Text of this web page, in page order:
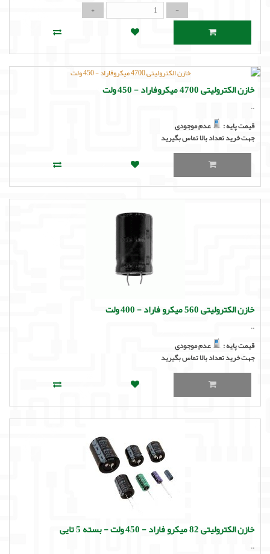
خازن الکترولیتی 4700 میکروفاراد - 450 ولت
..
قیمت پایه :
عدم موجودی
جهت خرید تعداد بالا تماس بگیرید
خازن الکترولیتی 560 میکرو فاراد - 400 ولت
..
قیمت پایه :
عدم موجودی
جهت خرید تعداد بالا تماس بگیرید
خازن الکترولیتی 82 میکرو فاراد - 450 ولت - بسته 5 تایی
..